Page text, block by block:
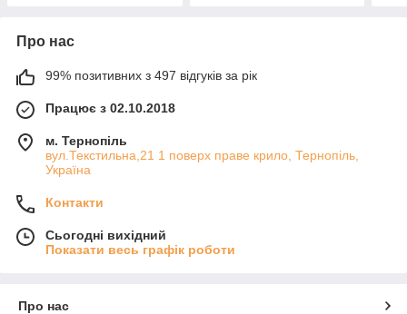
Про нас
99% позитивних з 497 відгуків за рік
Працює з 02.10.2018
м. Тернопіль
вул.Текстильна,21 1 поверх праве крило, Тернопіль,
Україна
Контакти
Сьогодні вихідний
Показати весь графік роботи
Про нас